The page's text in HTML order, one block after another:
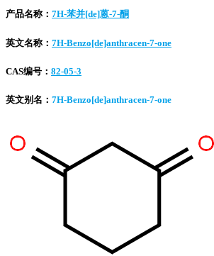
产品名称： 7H-苯并[de]蒽-7-酮
英文名称： 7H-Benzo[de]anthracen-7-one
CAS编号： 82-05-3
英文别名： 7H-Benzo[de]anthracen-7-one